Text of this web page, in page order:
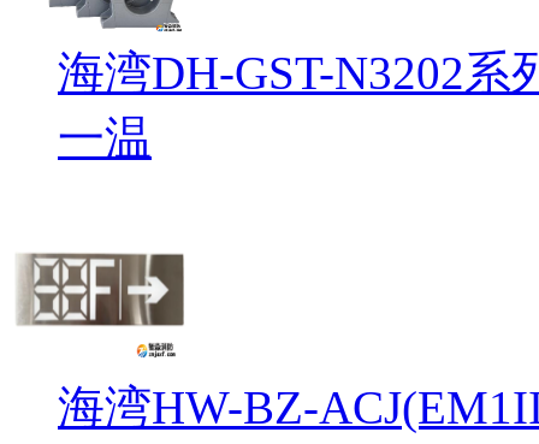
海湾DH-GST-N3202
一温
海湾HW-BZ-